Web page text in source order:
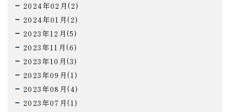
2024年02月(2)
2024年01月(2)
2023年12月(5)
2023年11月(6)
2023年10月(3)
2023年09月(1)
2023年08月(4)
2023年07月(1)